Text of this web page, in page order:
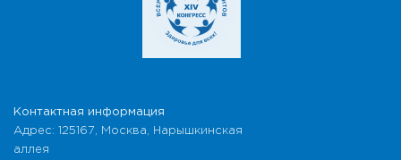
Контактная информация
Адрес: 125167, Москва, Нарышкинская
аллея